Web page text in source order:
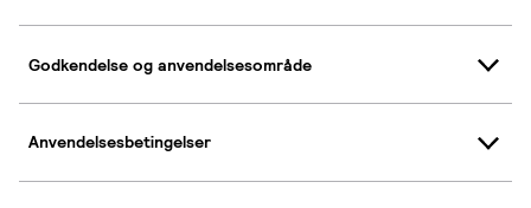
Godkendelse og anvendelsesområde
Anvendelsesbetingelser